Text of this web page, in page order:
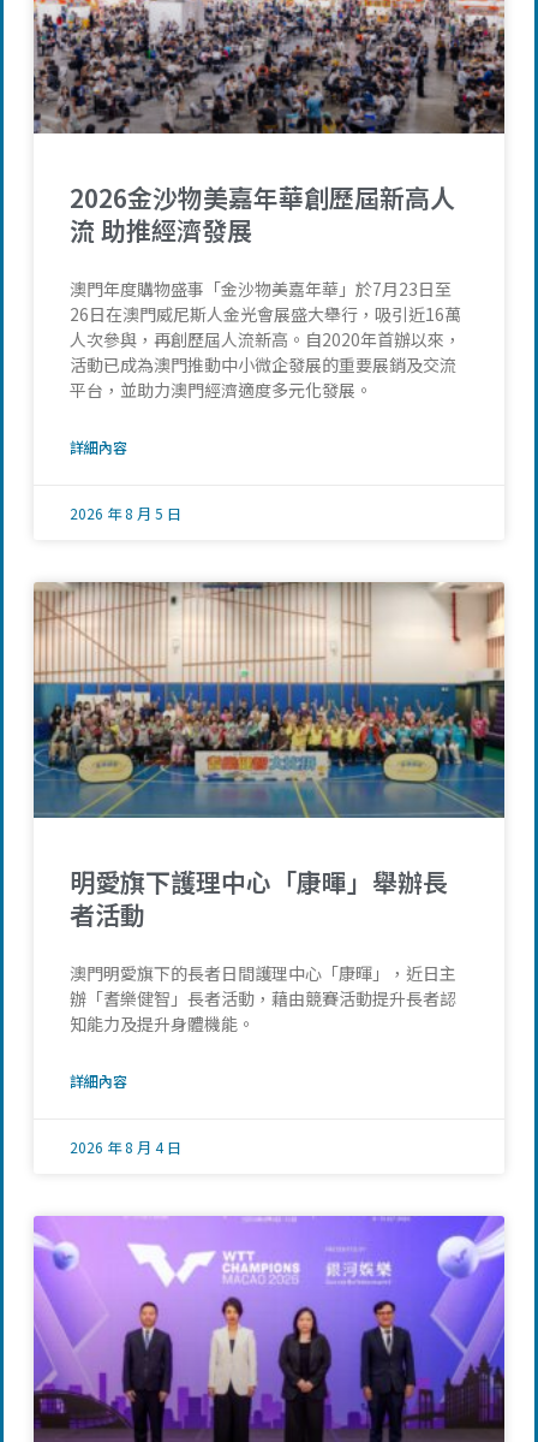
2026金沙物美嘉年華創歷屆新高人
流 助推經濟發展
澳門年度購物盛事「金沙物美嘉年華」於7月23日至
26日在澳門威尼斯人金光會展盛大舉行，吸引近16萬
人次參與，再創歷屆人流新高。自2020年首辦以來，
活動已成為澳門推動中小微企發展的重要展銷及交流
平台，並助力澳門經濟適度多元化發展。
詳細內容
2026 年 8 月 5 日
明愛旗下護理中心「康暉」舉辦長
者活動
澳門明愛旗下的長者日間護理中心「康暉」，近日主
辦「耆樂健智」長者活動，藉由競賽活動提升長者認
知能力及提升身體機能。
詳細內容
2026 年 8 月 4 日